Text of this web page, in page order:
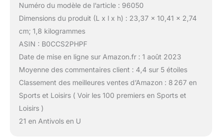
Numéro du modèle de l’article : 96050
Dimensions du produit (L x l x h) : 23,37 x 10,41 x 2,74
cm; 1,8 kilogrammes
ASIN : B0CCS2PHPF
Date de mise en ligne sur Amazon.fr : 1 août 2023
Moyenne des commentaires client : 4,4 sur 5 étoiles
Classement des meilleures ventes d’Amazon : 8 267 en
Sports et Loisirs ( Voir les 100 premiers en Sports et
Loisirs )
21 en Antivols en U